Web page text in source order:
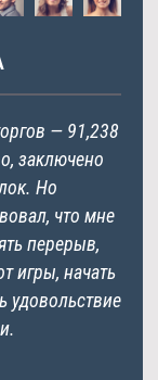
— 91,238
заключено
Но
что мне
перерыв,
игры, начать
удовольствие